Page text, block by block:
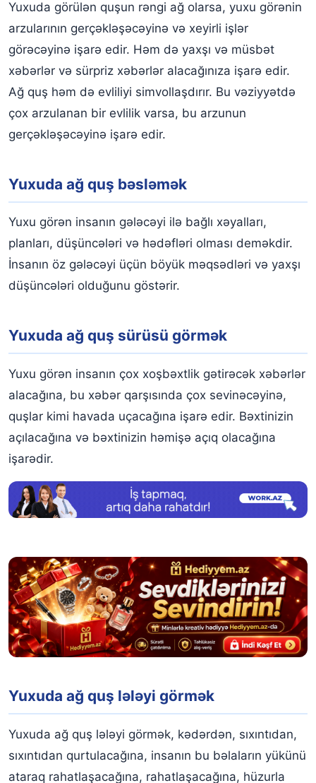
Yuxuda görülən quşun rəngi ağ olarsa, yuxu görənin
arzularının gerçəkləşəcəyinə və xeyirli işlər
görəcəyinə işarə edir. Həm də yaxşı və müsbət
xəbərlər və sürpriz xəbərlər alacağınıza işarə edir.
Ağ quş həm də evliliyi simvollaşdırır. Bu vəziyyətdə
çox arzulanan bir evlilik varsa, bu arzunun
gerçəkləşəcəyinə işarə edir.
Yuxuda ağ quş bəsləmək
Yuxu görən insanın gələcəyi ilə bağlı xəyalları,
planları, düşüncələri və hədəfləri olması deməkdir.
İnsanın öz gələcəyi üçün böyük məqsədləri və yaxşı
düşüncələri olduğunu göstərir.
Yuxuda ağ quş sürüsü görmək
Yuxu görən insanın çox xoşbəxtlik gətirəcək xəbərlər
alacağına, bu xəbər qarşısında çox sevinəcəyinə,
quşlar kimi havada uçacağına işarə edir. Bəxtinizin
açılacağına və bəxtinizin həmişə açıq olacağına
işarədir.
Yuxuda ağ quş lələyi görmək
Yuxuda ağ quş lələyi görmək, kədərdən, sıxıntıdan,
sıxıntıdan qurtulacağına, insanın bu bəlaların yükünü
ataraq rahatlaşacağına, rahatlaşacağına, hüzurla